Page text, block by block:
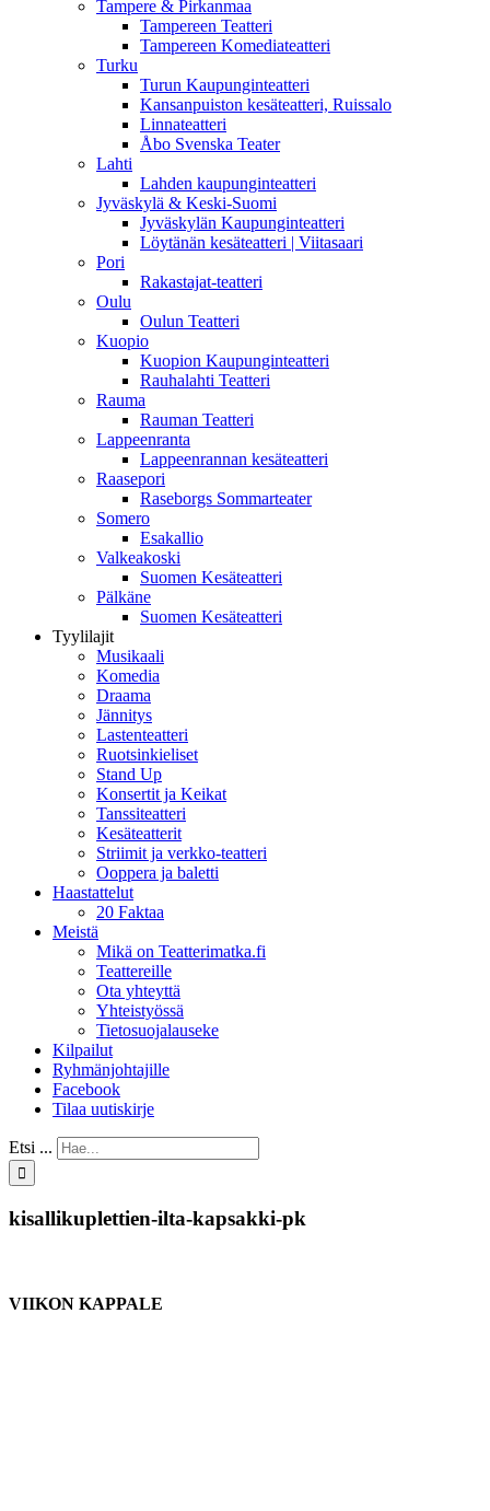
Tampere & Pirkanmaa
Tampereen Teatteri
Tampereen Komediateatteri
Turku
Turun Kaupunginteatteri
Kansanpuiston kesäteatteri, Ruissalo
Linnateatteri
Åbo Svenska Teater
Lahti
Lahden kaupunginteatteri
Jyväskylä & Keski-Suomi
Jyväskylän Kaupunginteatteri
Löytänän kesäteatteri | Viitasaari
Pori
Rakastajat-teatteri
Oulu
Oulun Teatteri
Kuopio
Kuopion Kaupunginteatteri
Rauhalahti Teatteri
Rauma
Rauman Teatteri
Lappeenranta
Lappeenrannan kesäteatteri
Raasepori
Raseborgs Sommarteater
Somero
Esakallio
Valkeakoski
Suomen Kesäteatteri
Pälkäne
Suomen Kesäteatteri
Tyylilajit
Musikaali
Komedia
Draama
Jännitys
Lastenteatteri
Ruotsinkieliset
Stand Up
Konsertit ja Keikat
Tanssiteatteri
Kesäteatterit
Striimit ja verkko-teatteri
Ooppera ja baletti
Haastattelut
20 Faktaa
Meistä
Mikä on Teatterimatka.fi
Teattereille
Ota yhteyttä
Yhteistyössä
Tietosuojalauseke
Kilpailut
Ryhmänjohtajille
Facebook
Tilaa uutiskirje
Etsi ...
kisallikuplettien-ilta-kapsakki-pk
VIIKON KAPPALE